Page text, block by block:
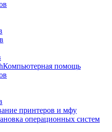
Компьютерная помощь
принтеров и мфу
операционных систем